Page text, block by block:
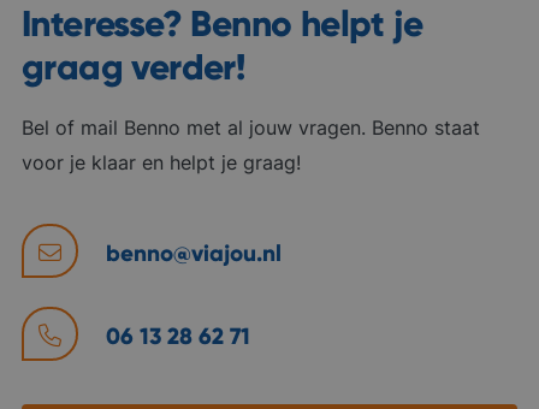
Interesse? Benno helpt je
graag verder!
Bel of mail Benno met al jouw vragen. Benno staat
voor je klaar en helpt je graag!
benno@viajou.nl
06 13 28 62 71